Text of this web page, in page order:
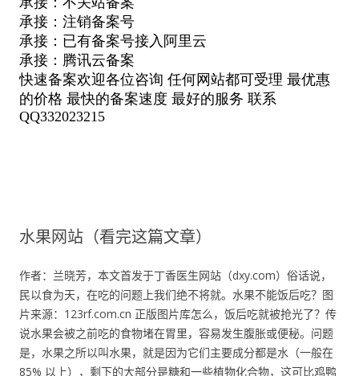
水果网站（看完这篇文章）
作者：兰晓芳，本文首发于丁香医生网站（dxy.com）俗话说，
民以食为天，在吃的问题上我们绝不将就。水果不能饭后吃？图
片来源：123rf.com.cn 正版图片库怎么，饭后吃就被抢光了？传
说水果会被之前吃的食物堵在胃里，容易发生腹胀或便秘。问题
是，水果之所以叫水果，就是因为它们主要成分都是水（一般在
85% 以上），剩下的大部分是糖和一些植物化合物，这可比鸡鸭